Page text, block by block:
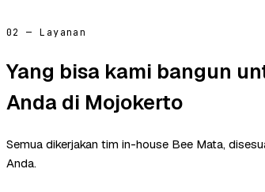
02 — Layanan
Yang bisa kami bangun
Anda di Mojokerto
Semua dikerjakan tim in-house Bee Mata,
Anda.